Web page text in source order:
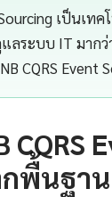
Sourcing เป็นเ
ระบบ IT มาก
CQRS Event
กพื้นฐาน